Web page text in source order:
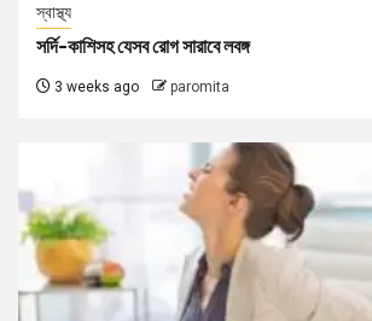
স্বাস্থ্য
সর্দি-কাশিসহ যেসব রোগ সারাবে লবঙ্গ
3 weeks ago paromita